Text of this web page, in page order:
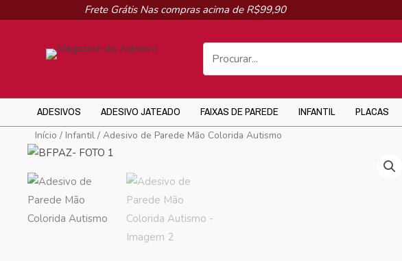
Frete Grátis Nas compras acima de R$99,90
ADESIVOS ADESIVO JATEADO FAIXAS DE PAREDE INFANTIL PLACAS
Início / Infantil / Adesivo de Parede Mão Colorida Autismo